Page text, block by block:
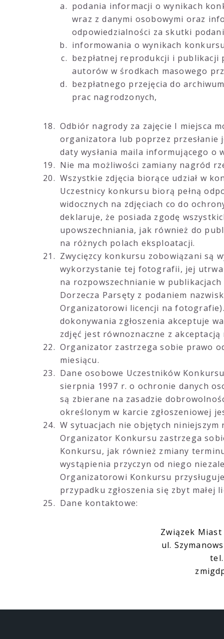
podania informacji o wynikach
wraz z danymi osobowymi oraz
odpowiedzialności za skutki
informowania o wynikach
bezpłatnej reprodukcji i publikacji
autorów w środkach masowego
bezpłatnego przejęcia do
prac nagrodzonych,
Odbiór nagrody za zajęcie I miejsca
organizatora lub poprzez przesłanie
daty wysłania maila informującego o
Nie ma możliwości zamiany nagród
Wszystkie zdjęcia biorące udział w
Uczestnicy konkursu biorą pełną
widocznych na zdjęciach co do
deklaruje, że posiada zgodę
upowszechniania, jak również do
na różnych polach eksploatacji.
Zwycięzcy konkursu zobowiązani są
wykorzystanie tej fotografii, jej
na rozpowszechnianie w
Dorzecza Parsęty z podaniem
Organizatorowi licencji na fotografie).
dokonywania zgłoszenia akceptuje
zdjęć jest równoznaczne z
Organizator zastrzega sobie prawo
miesiącu.
Dane osobowe Uczestników
sierpnia 1997 r. o ochronie danych
są zbierane na zasadzie
określonym w karcie zgłoszeniowej
W sytuacjach nie objętych
Organizator Konkursu zastrzega
Konkursu, jak również zmiany
wystąpienia przyczyn od niego
Organizatorowi Konkursu
przypadku zgłoszenia się zbyt małej
Dane kontaktowe:
Związek
ul.